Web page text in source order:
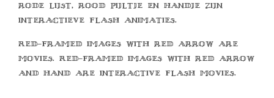
rode lijst, rood pijltje en handje zijn
interactieve flash animaties.
Red-framed images with red arrow are
movies. Red-framed images with red arrow
and hand are interactive flash movies.